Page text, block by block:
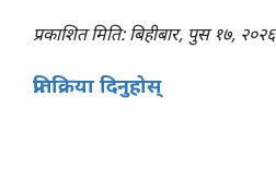
प्रकाशित मिति: बिहीबार, पुस १७, २०२६
प्रतिक्रिया दिनुहोस्